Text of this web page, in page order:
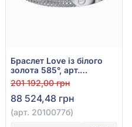
Браслет Love із білого
золота 585°, арт.
2010077б
201 192,00 грн
88 524,48 грн
(арт. 2010077б)